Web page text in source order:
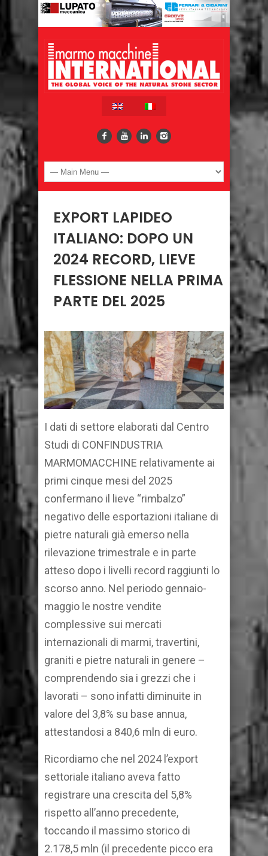
EXPORT LAPIDEO
ITALIANO: DOPO UN
2024 RECORD, LIEVE
FLESSIONE NELLA PRIMA
PARTE DEL 2025
I dati di settore elaborati dal Centro
Studi di CONFINDUSTRIA
MARMOMACCHINE relativamente ai
primi cinque mesi del 2025
confermano il lieve “rimbalzo”
negativo delle esportazioni italiane di
pietre naturali già emerso nella
rilevazione trimestrale e in parte
atteso dopo i livelli record raggiunti lo
scorso anno. Nel periodo gennaio-
maggio le nostre vendite
complessive sui mercati
internazionali di marmi, travertini,
graniti e pietre naturali in genere –
comprendendo sia i grezzi che i
lavorati – sono infatti diminuite in
valore del 3,8% su base annua,
attestandosi a 840,6 mln di euro.
Ricordiamo che nel 2024 l’export
settoriale italiano aveva fatto
registrare una crescita del 5,8%
rispetto all’anno precedente,
toccando il massimo storico di
2.178,5 mln (il precedente picco era